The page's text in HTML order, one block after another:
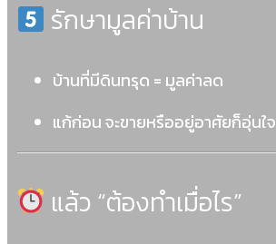
รักษามูลค่าบ้าน
บ้านที่มีดินทรุด = มูลค่าลด
แก้ก่อน จะขายหรืออยู่อาศัยก็อุ่นใจ
แล้ว “ต้องทำเมื่อไร”